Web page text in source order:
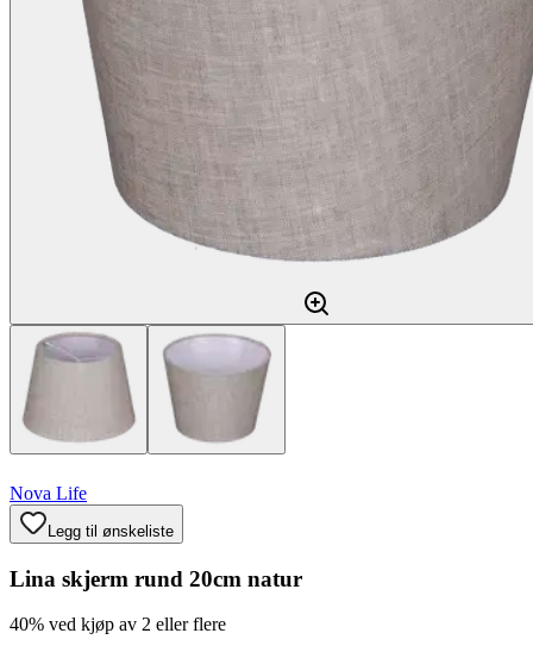
Nova Life
Legg til ønskeliste
Lina skjerm rund 20cm natur
40% ved kjøp av 2 eller flere